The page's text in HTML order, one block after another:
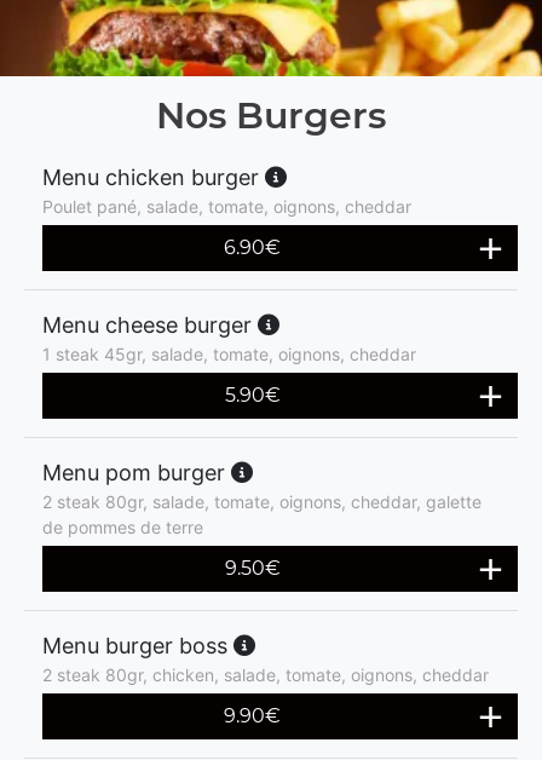
Nos Burgers
Menu chicken burger
Poulet pané, salade, tomate, oignons, cheddar
6.90€
Menu cheese burger
1 steak 45gr, salade, tomate, oignons, cheddar
5.90€
Menu pom burger
2 steak 80gr, salade, tomate, oignons, cheddar, galette
de pommes de terre
9.50€
Menu burger boss
2 steak 80gr, chicken, salade, tomate, oignons, cheddar
9.90€